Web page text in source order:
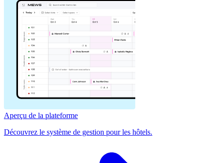
Aperçu de la plateforme
Découvrez le système de gestion pour les hôtels.